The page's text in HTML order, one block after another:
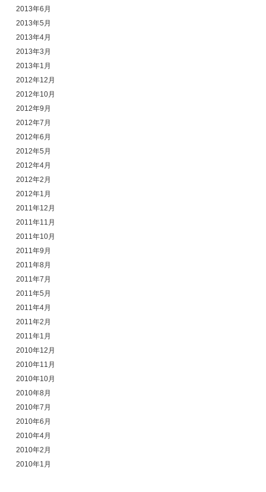
2013年6月
2013年5月
2013年4月
2013年3月
2013年1月
2012年12月
2012年10月
2012年9月
2012年7月
2012年6月
2012年5月
2012年4月
2012年2月
2012年1月
2011年12月
2011年11月
2011年10月
2011年9月
2011年8月
2011年7月
2011年5月
2011年4月
2011年2月
2011年1月
2010年12月
2010年11月
2010年10月
2010年8月
2010年7月
2010年6月
2010年4月
2010年2月
2010年1月